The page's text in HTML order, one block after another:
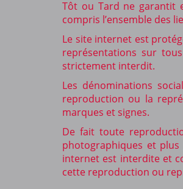
Tôt ou Tard ne garantit
compris l’ensemble des
Le site internet est
représentations sur
strictement interdit.
Les dénominations
reproduction ou la
marques et signes.
De fait toute
photographiques et
internet est interdite et
cette reproduction ou